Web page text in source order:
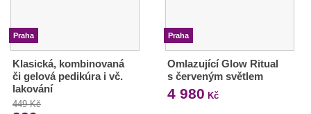
Praha
Klasická, kombinovaná
či gelová pedikúra i vč.
lakování
449 Kč
Praha
Omlazující Glow Ritual
s červeným světlem
4 980 Kč